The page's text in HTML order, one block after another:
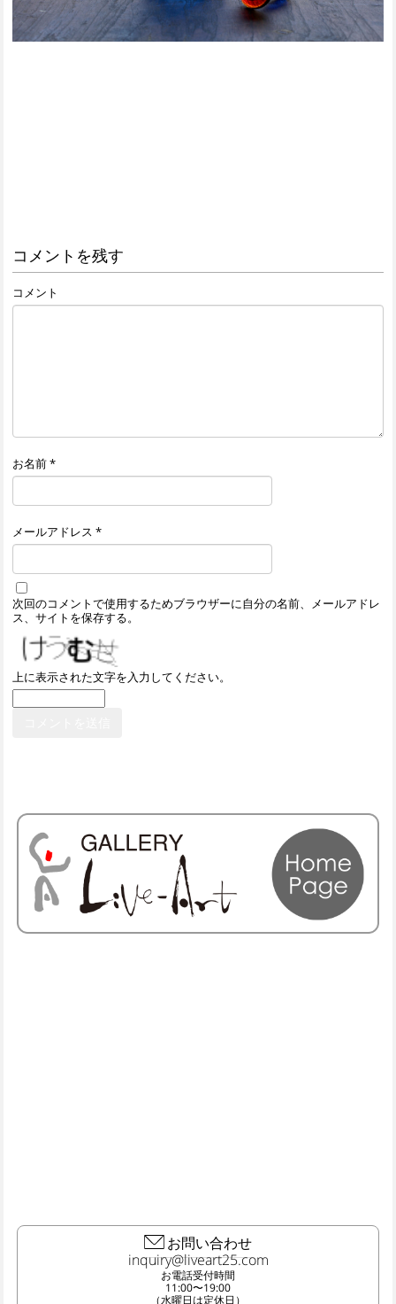
コメントを残す
コメント
お名前*
メールアドレス *
次回のコメントで使用するためブラウザーに自分の名前、メールアドレ
ス、サイトを保存する。
上に表示された文字を入力してください。
お問い合わせ
お電話受付時間
11:00〜19:00
（水曜日は定休日）